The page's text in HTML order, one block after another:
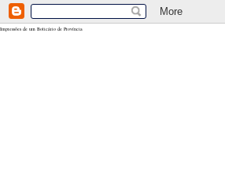
<$BlogRSDUrl$>
Impressões de um Boticário de Província